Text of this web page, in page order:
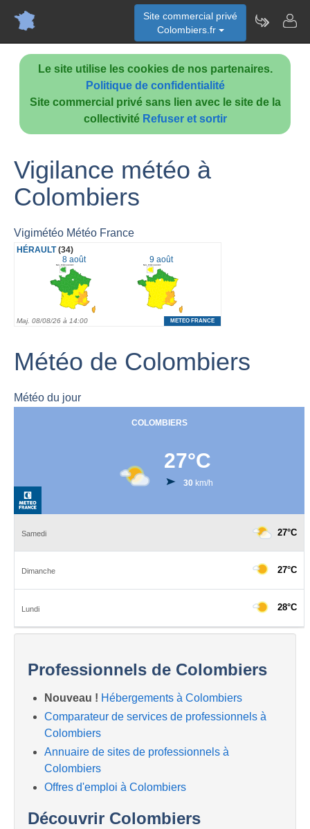
Le site utilise les cookies de nos partenaires.
Politique de confidentialité
Site commercial privé sans lien avec le site de la
collectivité Refuser et sortir
Site commercial privé
Colombiers.fr
Vigilance météo à
Colombiers
Vigimétéo Météo France
Météo de Colombiers
Météo du jour
Professionnels de Colombiers
Nouveau ! Hébergements à Colombiers
Comparateur de services de professionnels à
Colombiers
Annuaire de sites de professionnels à
Colombiers
Offres d'emploi à Colombiers
Découvrir Colombiers